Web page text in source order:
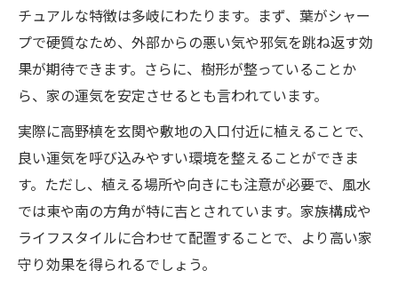
チュアルな特徴は多岐にわたります。まず、葉がシャー
プで硬質なため、外部からの悪い気や邪気を跳ね返す効
果が期待できます。さらに、樹形が整っていることか
ら、家の運気を安定させるとも言われています。
実際に高野槙を玄関や敷地の入口付近に植えることで、
良い運気を呼び込みやすい環境を整えることができま
す。ただし、植える場所や向きにも注意が必要で、風水
では東や南の方角が特に吉とされています。家族構成や
ライフスタイルに合わせて配置することで、より高い家
守り効果を得られるでしょう。